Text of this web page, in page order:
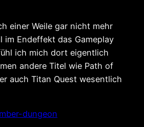
einer Weile gar nicht mehr
im Endeffekt das Gameplay
ich mich dort eigentlich
andere Titel wie Path of
auch Titan Quest wesentlich